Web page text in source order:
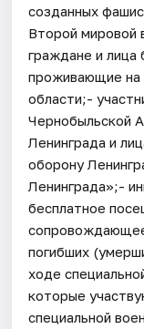
созданных
Второй мировой
граждане и лица
проживающие на
области;-
Чернобыльской
Ленинграда и
оборону
Ленинграда»;-
бесплатное
погибших
ходе
которые
специальной